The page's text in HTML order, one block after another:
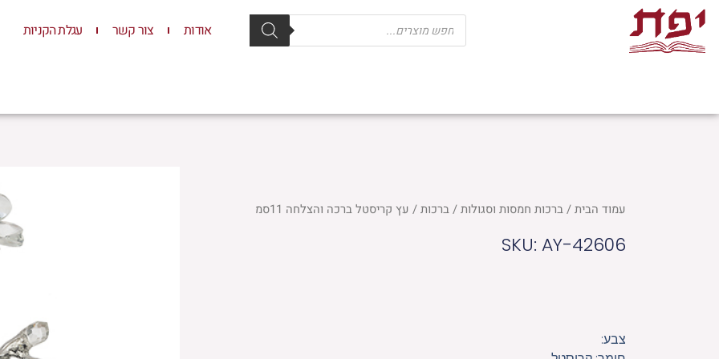
דילוג
לתוכן
Products
search אודות צור קשר עגלת הקניות
עמוד הבית/ברכות חמסות וסגולות/ברכות/ עץ קריסטל ברכה והצלחה 11סמ
SKU: AY-42606
צבע: